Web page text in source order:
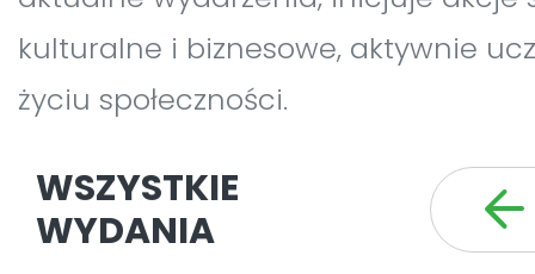
kulturalne i biznesowe, aktywnie
życiu społeczności.
WSZYSTKIE
WYDANIA